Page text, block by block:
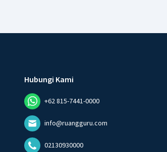
Hubungi Kami
+62 815-7441-0000
info@ruangguru.com
02130930000